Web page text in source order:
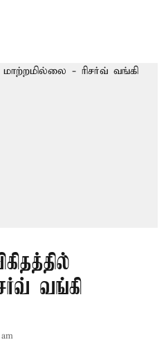
வங்கி